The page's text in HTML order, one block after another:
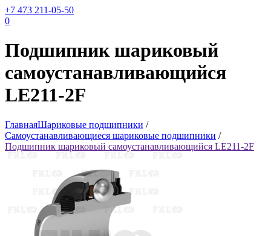
+7 473 211-05-50
0
Подшипник шариковый
самоустанавливающийся
LE211-2F
ГлавнаяШариковые подшипники /
Самоустанавливающиеся шариковые подшипники /
Подшипник шариковый самоустанавливающийся LE211-2F